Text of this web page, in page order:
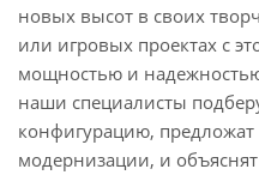
новых высот в своих
или игровых проектах с
мощностью и
наши специалисты
конфигурацию,
модернизации, и